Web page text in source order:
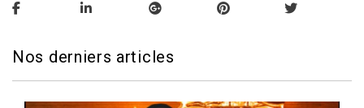
Nos derniers articles